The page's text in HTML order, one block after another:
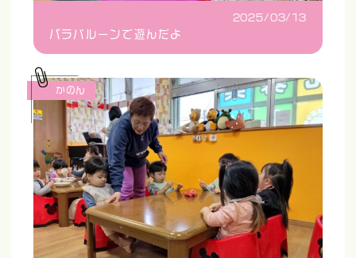
2025/03/13
パラバルーンで遊んだよ
かのん